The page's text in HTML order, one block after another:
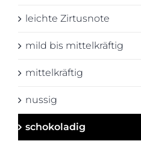
leichte Zirtusnote
mild bis mittelkräftig
mittelkräftig
nussig
schokoladig